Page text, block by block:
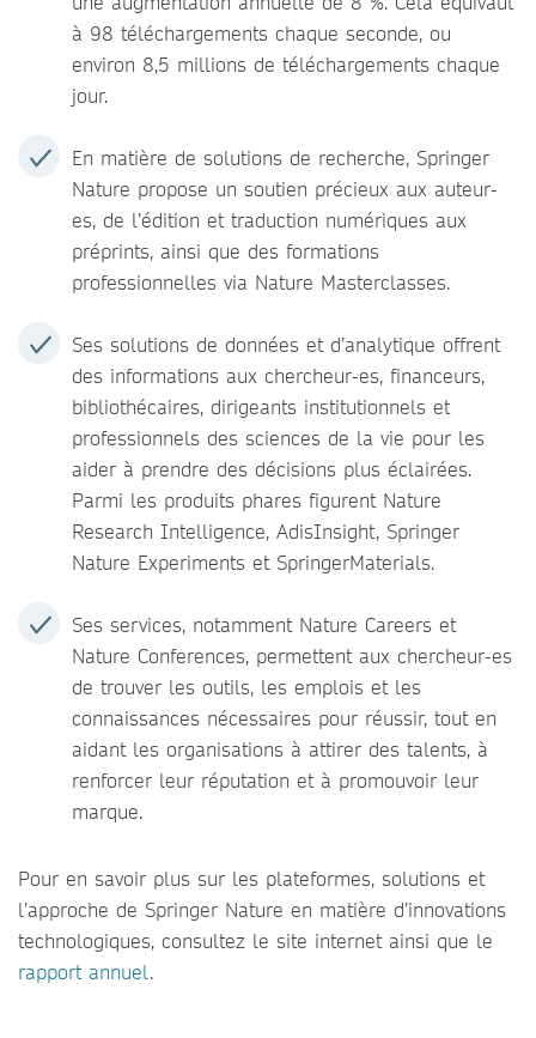
à 98 téléchargements chaque seconde, ou
environ 8,5 millions de téléchargements chaque
jour.
En matière de solutions de recherche, Springer
Nature propose un soutien précieux aux auteur-
es, de l’édition et traduction numériques aux
préprints, ainsi que des formations
professionnelles via Nature Masterclasses.
Ses solutions de données et d’analytique offrent
des informations aux chercheur-es, financeurs,
bibliothécaires, dirigeants institutionnels et
professionnels des sciences de la vie pour les
aider à prendre des décisions plus éclairées.
Parmi les produits phares figurent Nature
Research Intelligence, AdisInsight, Springer
Nature Experiments et SpringerMaterials.
Ses services, notamment Nature Careers et
Nature Conferences, permettent aux chercheur-es
de trouver les outils, les emplois et les
connaissances nécessaires pour réussir, tout en
aidant les organisations à attirer des talents, à
renforcer leur réputation et à promouvoir leur
marque.
Pour en savoir plus sur les plateformes, solutions et
l’approche de Springer Nature en matière d’innovations
technologiques, consultez le site internet ainsi que le
rapport annuel.